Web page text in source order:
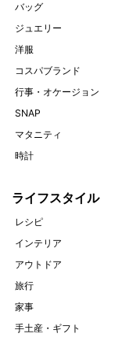
バッグ
ジュエリー
洋服
コスパブランド
行事・オケージョン
SNAP
マタニティ
時計
ライフスタイル
レシピ
インテリア
アウトドア
旅行
家事
手土産・ギフト